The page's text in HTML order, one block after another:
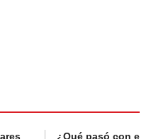
¿Qué pasó con el